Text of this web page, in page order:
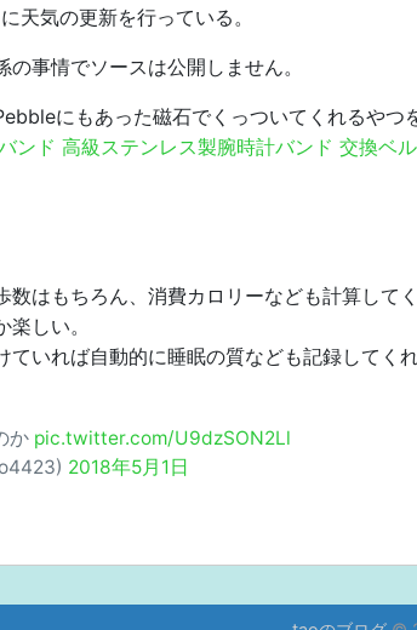
天気の更新を行っている。
の事情でソースは公開しません。
にもあった磁石でくっついてくれるやつ
ンド 高級ステンレス製腕時計バンド 交換ベ
数はもちろん、消費カロリーなども計算して
しい。
ていれば自動的に睡眠の質なども記録してく
か pic.twitter.com/U9dzSON2Ll
2018年5月1日